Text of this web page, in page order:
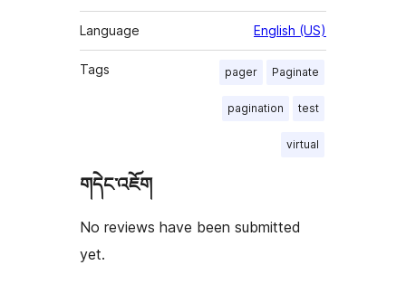
Language English (US)
Tags pager Paginate
pagination test
virtual
གདེང་འཇོག
No reviews have been submitted
yet.